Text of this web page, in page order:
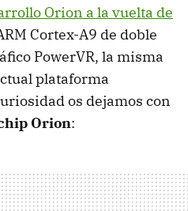
Orion a la vuelta de
Cortex-A9 de doble
PowerVR, la misma
plataforma
os dejamos con
Orion: